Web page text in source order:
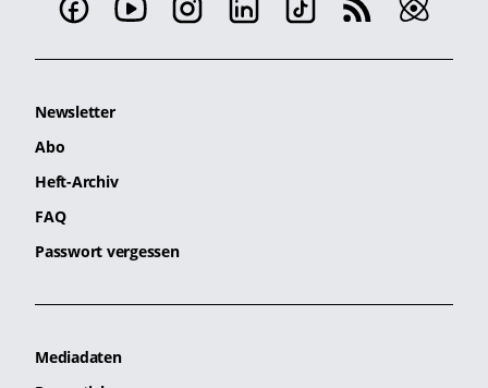
Newsletter
Abo
Heft-Archiv
FAQ
Passwort vergessen
Mediadaten